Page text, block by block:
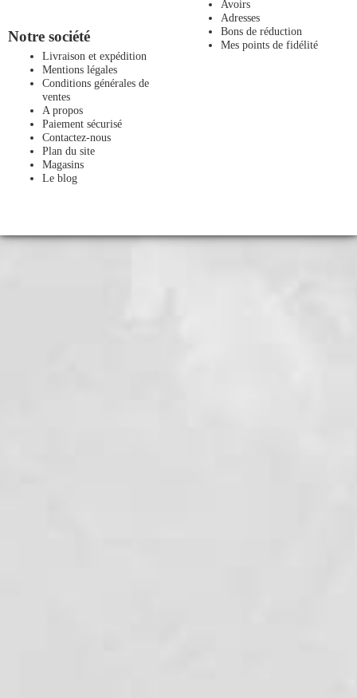
Notre société
Livraison et expédition
Mentions légales
Conditions générales de
ventes
A propos
Paiement sécurisé
Contactez-nous
Plan du site
Magasins
Le blog
Avoirs
Adresses
Bons de réduction
Mes points de fidélité